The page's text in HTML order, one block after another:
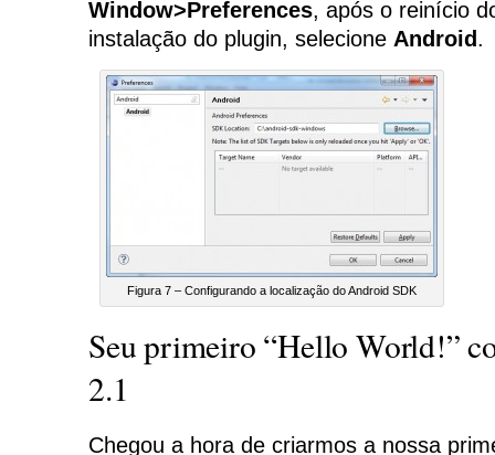
Window>Preferences, após o reinício
instalação do plugin, selecione Android.
Figura 7 – Configurando a localização do Android SDK
Seu primeiro “Hello World!”
2.1
Chegou a hora de criarmos a nossa